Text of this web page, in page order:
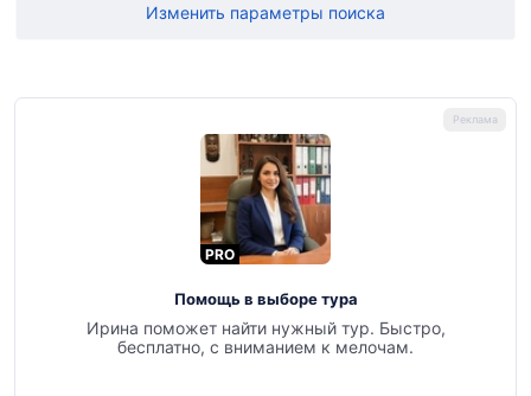
Изменить параметры поиска
PRO
Помощь в выборе тура
Ирина поможет найти нужный тур. Быстро,
бесплатно, с вниманием к мелочам.